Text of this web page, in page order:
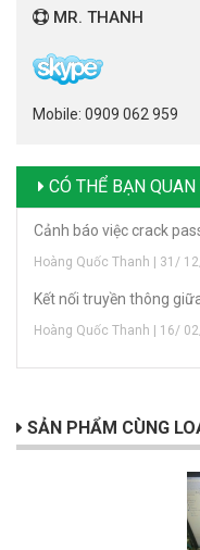
MR. THANH
Mobile: 0909 062 959
CÓ THỂ BẠN
Cảnh báo việc crack
Hoàng Quốc Thanh | 31/
Kết nối truyền thông
Hoàng Quốc Thanh | 16/
SẢN PHẨM CÙNG